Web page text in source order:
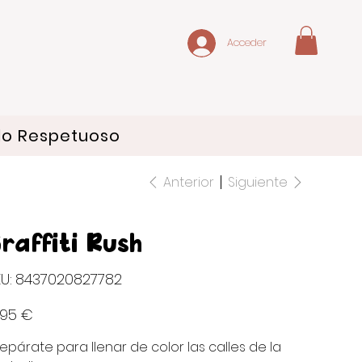
Acceder
Respetuoso
Anterior Siguiente
Rush
8437020827782
8437020827782
€
para llenar de color las calles de la